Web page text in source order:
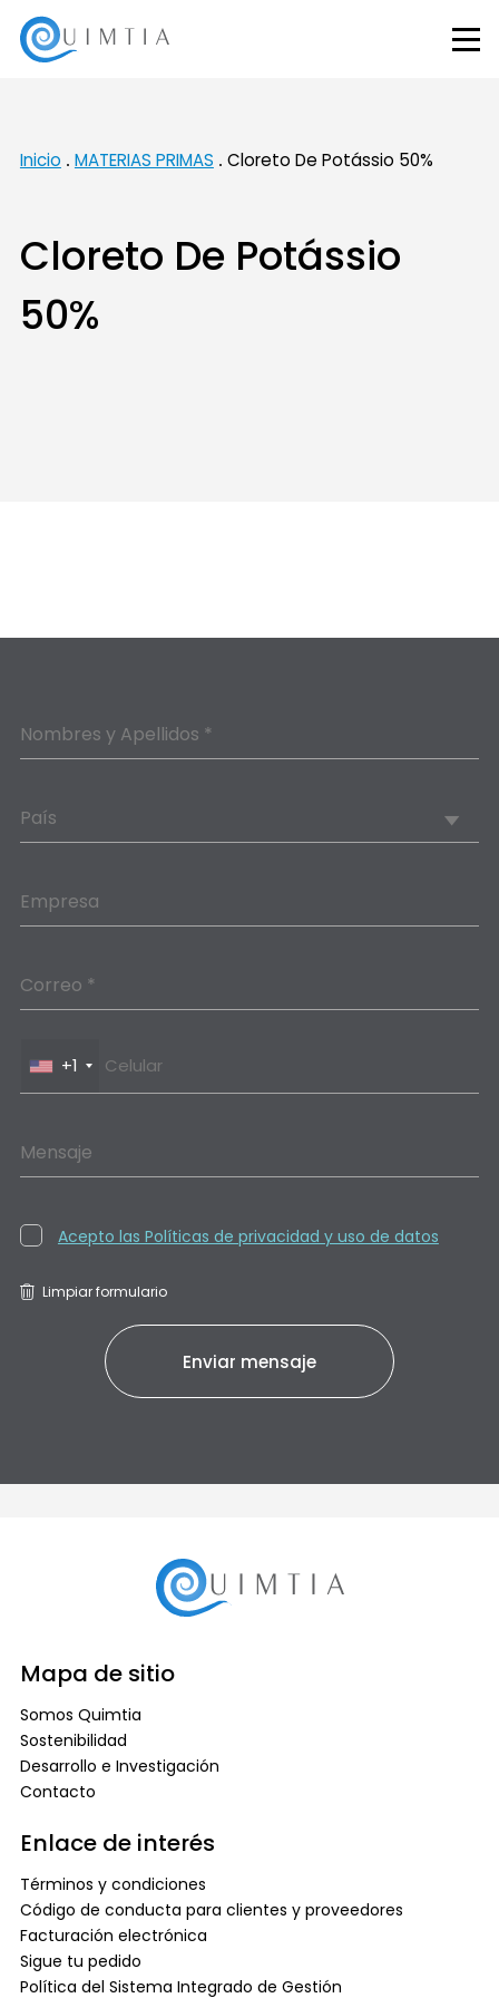
Inicio MATERIAS PRIMAS Cloreto De Potássio 50%
Cloreto De Potássio
50%
Nombres y Apellidos *
País
Empresa
Correo *
+1
Mensaje
Acepto las Políticas de privacidad y uso de datos
Limpiar formulario
Mapa de sitio
Somos Quimtia
Sostenibilidad
Desarrollo e Investigación
Contacto
Enlace de interés
Términos y condiciones
Código de conducta para clientes y proveedores
Facturación electrónica
Sigue tu pedido
Política del Sistema Integrado de Gestión